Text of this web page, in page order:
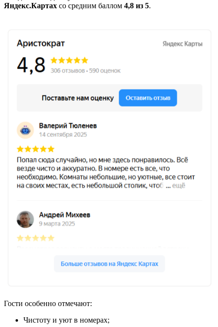
Яндекс.Картах со средним баллом 4,8 из 5.
Гости особенно отмечают:
Чистоту и уют в номерах;